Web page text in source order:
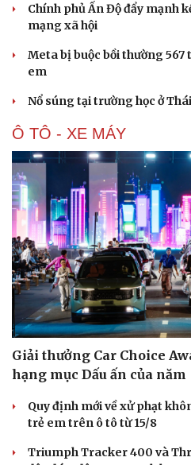
Cải chính
Chính phủ Ấn Độ đẩy mạnh
mạng xã hội
Meta bị buộc bồi thường 567
em
Nổ súng tại trường học ở
Ô TÔ - XE MÁY
Giải thưởng Car Choice
hạng mục Dấu ấn của năm
Quy định mới về xử phạt
trẻ em trên ô tô từ 15/8
Triumph Tracker 400 và